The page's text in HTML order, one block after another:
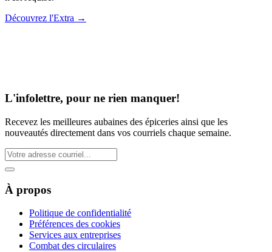
Découvrez l'Extra →
L'infolettre, pour ne rien manquer!
Recevez les meilleures aubaines des épiceries ainsi que les
nouveautés directement dans vos courriels chaque semaine.
À propos
Politique de confidentialité
Préférences des cookies
Services aux entreprises
Combat des circulaires